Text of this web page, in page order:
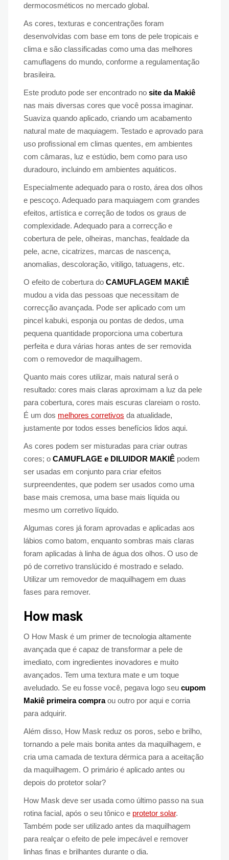
dermocosméticos no mercado global.
As cores, texturas e concentrações foram
desenvolvidas com base em tons de pele tropicais e
clima e são classificadas como uma das melhores
camuflagens do mundo, conforme a regulamentação
brasileira.
Este produto pode ser encontrado no site da Makiê
nas mais diversas cores que você possa imaginar.
Suaviza quando aplicado, criando um acabamento
natural mate de maquiagem. Testado e aprovado para
uso profissional em climas quentes, em ambientes
com câmaras, luz e estúdio, bem como para uso
duradouro, incluindo em ambientes aquáticos.
Especialmente adequado para o rosto, área dos olhos
e pescoço. Adequado para maquiagem com grandes
efeitos, artística e correção de todos os graus de
complexidade. Adequado para a correcção e
cobertura de pele, olheiras, manchas, fealdade da
pele, acne, cicatrizes, marcas de nascença,
anomalias, descoloração, vitiligo, tatuagens, etc.
O efeito de cobertura do CAMUFLAGEM MAKIÊ
mudou a vida das pessoas que necessitam de
correcção avançada. Pode ser aplicado com um
pincel kabuki, esponja ou pontas de dedos, uma
pequena quantidade proporciona uma cobertura
perfeita e dura várias horas antes de ser removida
com o removedor de maquilhagem.
Quanto mais cores utilizar, mais natural será o
resultado: cores mais claras aproximam a luz da pele
para cobertura, cores mais escuras clareiam o rosto.
É um dos melhores corretivos da atualidade,
justamente por todos esses benefícios lidos aqui.
As cores podem ser misturadas para criar outras
cores; o CAMUFLAGE e DILUIDOR MAKIÊ podem
ser usadas em conjunto para criar efeitos
surpreendentes, que podem ser usados como uma
base mais cremosa, uma base mais líquida ou
mesmo um corretivo líquido.
Algumas cores já foram aprovadas e aplicadas aos
lábios como batom, enquanto sombras mais claras
foram aplicadas à linha de água dos olhos. O uso de
pó de corretivo translúcido é mostrado e selado.
Utilizar um removedor de maquilhagem em duas
fases para remover.
How mask
O How Mask é um primer de tecnologia altamente
avançada que é capaz de transformar a pele de
imediato, com ingredientes inovadores e muito
avançados. Tem uma textura mate e um toque
aveludado. Se eu fosse você, pegava logo seu cupom
Makiê primeira compraou outro por aqui e corria
para adquirir.
Além disso, How Mask reduz os poros, sebo e brilho,
tornando a pele mais bonita antes da maquilhagem, e
cria uma camada de textura dérmica para a aceitação
da maquilhagem. O primário é aplicado antes ou
depois do protetor solar?
How Mask deve ser usada como último passo na sua
rotina facial, após o seu tônico e protetor solar.
Também pode ser utilizado antes da maquilhagem
para realçar o efeito de pele impecável e remover
linhas finas e brilhantes durante o dia.